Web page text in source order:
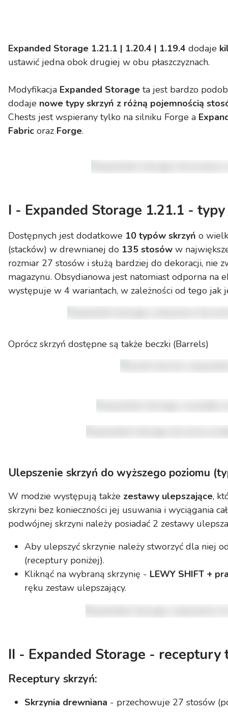
Expanded Storage 1.21.1 | 1.20.4 | 1.19.4 dodaje
ustawić jedna obok drugiej w obu płaszczyznach.
Modyfikacja Expanded Storage ta jest bardzo
dodaje nowe typy skrzyń z różną pojemnością
Chests jest wspierany tylko na silniku Forge a
Fabric oraz Forge.
I - Expanded Storage 1.21.1 -
Dostępnych jest dodatkowe 10 typów skrzyń o
(stacków) w drewnianej do 135 stosów w
rozmiar 27 stosów i służą bardziej do dekoracji, nie
magazynu. Obsydianowa jest natomiast odporna na
występuje w 4 wariantach, w zależności od tego jak
Oprócz skrzyń dostępne są także beczki (Barrels)
Ulepszenie skrzyń do wyższego poziomu
W modzie występują także zestawy ulepszające,
skrzyni bez konieczności jej usuwania i wyciągania
podwójnej skrzyni należy posiadać 2 zestawy
Aby ulepszyć skrzynie należy stworzyć dla niej
(receptury poniżej).
Kliknąć na wybraną skrzynię - LEWY SHIFT +
ręku zestaw ulepszający.
II - Expanded Storage - receptury
Receptury skrzyń:
Skrzynia drewniana - przechowuje 27 stosów